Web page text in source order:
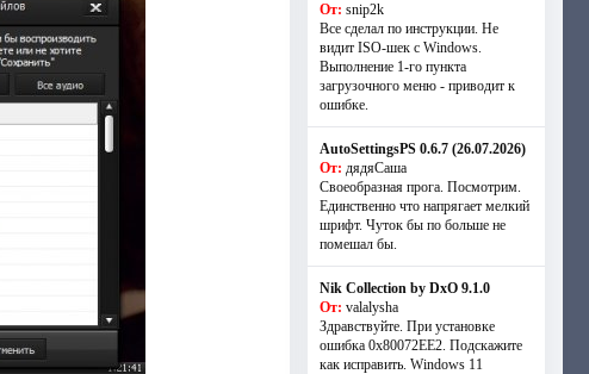
От: snip2k
Все сделал по инструкции. Не
видит ISO-шек с Windows.
Выполнение 1-го пункта
загрузочного меню - приводит к
ошибке.
AutoSettingsPS 0.6.7 (26.07.2026)
От: дядяСаша
Своеобразная прога. Посмотрим.
Единственно что напрягает мелкий
шрифт. Чуток бы по больше не
помешал бы.
Nik Collection by DxO 9.1.0
От: valalysha
Здравствуйте. При установке
ошибка 0х80072EE2. Подскажите
как исправить. Windows 11